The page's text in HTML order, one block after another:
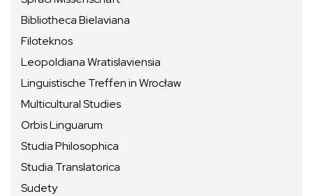
Bibliotheca Bielaviana
Filoteknos
Leopoldiana Wratislaviensia
Linguistische Treffen in Wrocław
Multicultural Studies
Orbis Linguarum
Studia Philosophica
Studia Translatorica
Sudety